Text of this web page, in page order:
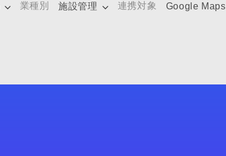
業種別 施設管理 連携対象 Google Maps